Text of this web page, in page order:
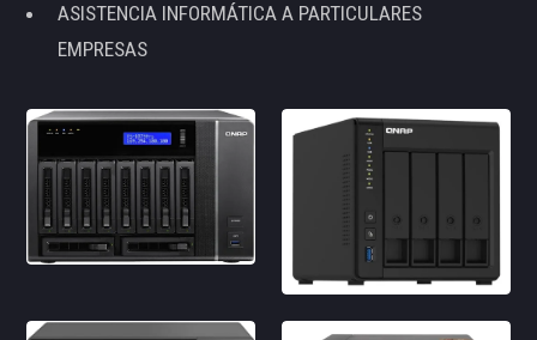
ASISTENCIA INFORMÁTICA A PARTICULARES
EMPRESAS